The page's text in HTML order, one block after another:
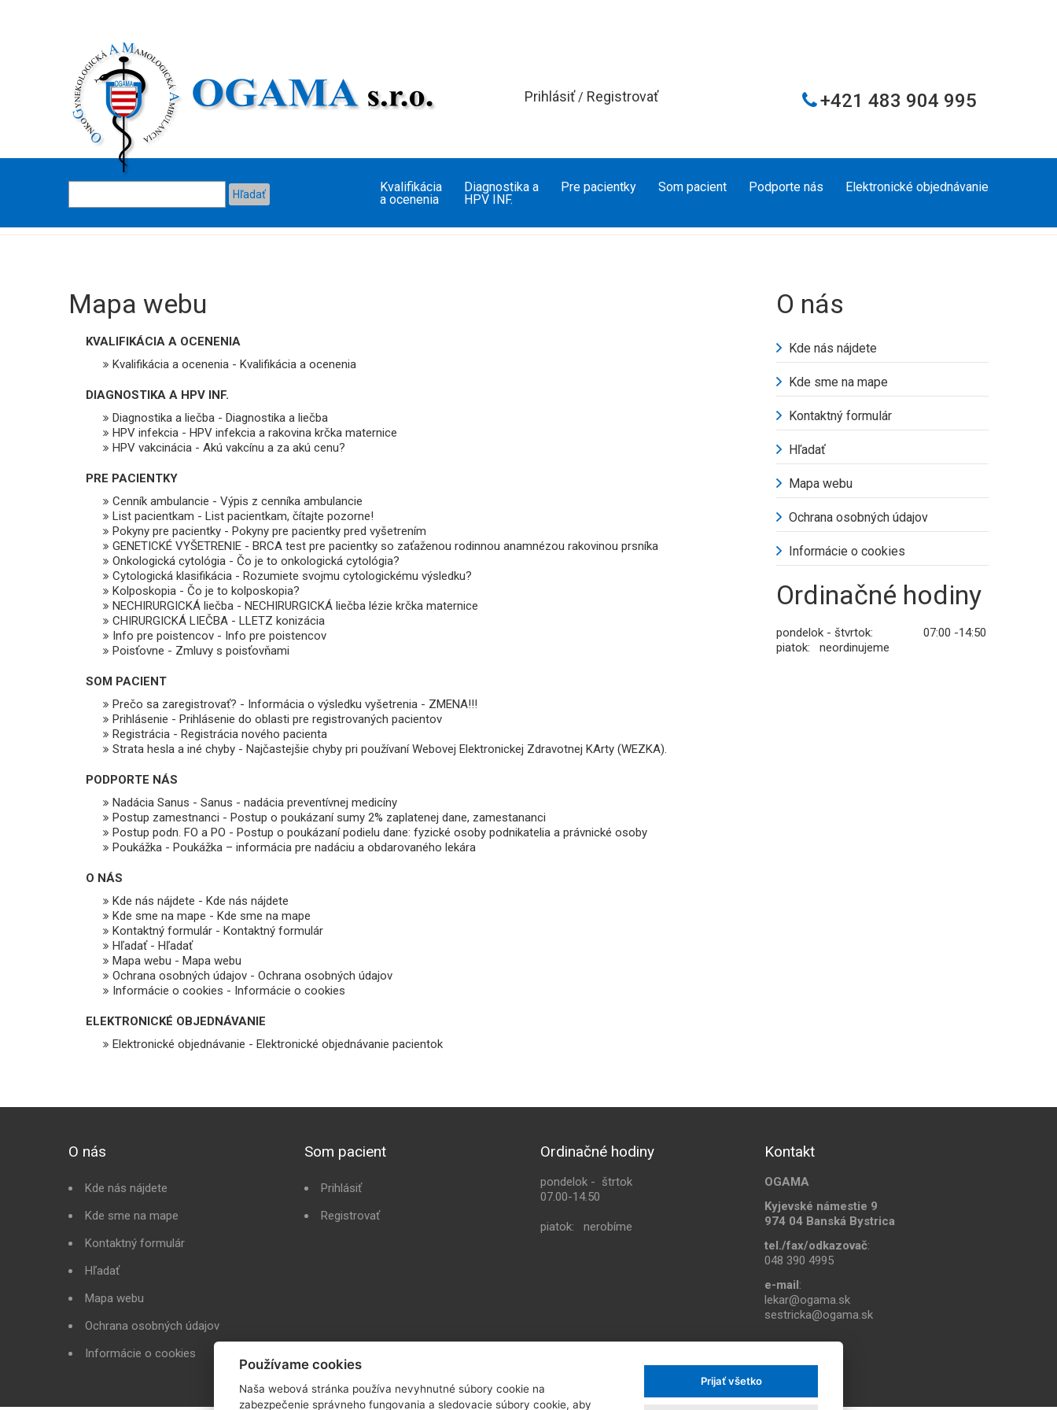
Prihlásiť/ Registrovať +421 483 904 995
Kvalifikácia
a ocenenia
Diagnostika a
HPV INF.
Pre pacientky Som pacient Podporte nás Elektronické objednávanie
Mapa webu
KVALIFIKÁCIA A OCENENIA
Kvalifikácia a ocenenia - Kvalifikácia a ocenenia
DIAGNOSTIKA A HPV INF.
Diagnostika a liečba - Diagnostika a liečba
HPV infekcia - HPV infekcia a rakovina krčka maternice
HPV vakcinácia - Akú vakcínu a za akú cenu?
PRE PACIENTKY
Cenník ambulancie - Výpis z cenníka ambulancie
List pacientkam - List pacientkam, čítajte pozorne!
Pokyny pre pacientky - Pokyny pre pacientky pred vyšetrením
GENETICKÉ VYŠETRENIE - BRCA test pre pacientky so zaťaženou rodinnou anamnézou rakovinou prsníka
Onkologická cytológia - Čo je to onkologická cytológia?
Cytologická klasifikácia - Rozumiete svojmu cytologickému výsledku?
Kolposkopia - Čo je to kolposkopia?
NECHIRURGICKÁ liečba - NECHIRURGICKÁ liečba lézie krčka maternice
CHIRURGICKÁ LIEČBA - LLETZ konizácia
Info pre poistencov - Info pre poistencov
Poisťovne - Zmluvy s poisťovňami
SOM PACIENT
Prečo sa zaregistrovať? - Informácia o výsledku vyšetrenia - ZMENA!!!
Prihlásenie - Prihlásenie do oblasti pre registrovaných pacientov
Registrácia - Registrácia nového pacienta
Strata hesla a iné chyby - Najčastejšie chyby pri používaní Webovej Elektronickej Zdravotnej KArty (WEZKA).
PODPORTE NÁS
Nadácia Sanus - Sanus - nadácia preventívnej medicíny
Postup zamestnanci - Postup o poukázaní sumy 2% zaplatenej dane, zamestananci
Postup podn. FO a PO - Postup o poukázaní podielu dane: fyzické osoby podnikatelia a právnické osoby
Poukážka - Poukážka – informácia pre nadáciu a obdarovaného lekára
O NÁS
Kde nás nájdete - Kde nás nájdete
Kde sme na mape - Kde sme na mape
Kontaktný formulár - Kontaktný formulár
Hľadať - Hľadať
Mapa webu - Mapa webu
Ochrana osobných údajov - Ochrana osobných údajov
Informácie o cookies - Informácie o cookies
ELEKTRONICKÉ OBJEDNÁVANIE
Elektronické objednávanie - Elektronické objednávanie pacientok
O nás
Kde nás nájdete
Kde sme na mape
Kontaktný formulár
Hľadať
Mapa webu
Ochrana osobných údajov
Informácie o cookies
Ordinačné hodiny
pondelok - štvrtok: 07:00 -14:50
piatok: neordinujeme
O nás
Kde nás nájdete
Kde sme na mape
Kontaktný formulár
Hľadať
Mapa webu
Ochrana osobných údajov
Informácie o cookies
Som pacient
Prihlásiť
Registrovať
Ordinačné hodiny
pondelok - štrtok
07.00-14.50
piatok: nerobíme
Kontakt
OGAMA
Kyjevské námestie 9
974 04 Banská Bystrica
tel./fax/odkazovač:
048 390 4995
e-mail:
lekar@ogama.sk
sestricka@ogama.sk
Používame cookies
Naša webová stránka používa nevyhnutné súbory cookie na
zabezpečenie správneho fungovania a sledovacie súbory cookie, aby
Prijať všetko